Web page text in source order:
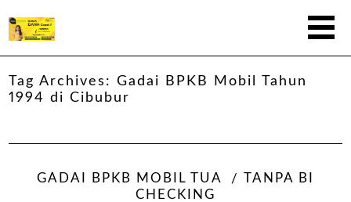
Tag Archives:Gadai BPKB Mobil Tahun
1994 di Cibubur
GADAI BPKB MOBIL TUA
TANPA BI
CHECKING